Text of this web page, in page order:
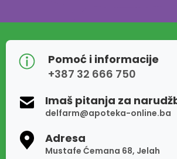
Pomoć i informacije
+387 32 666 750
Imaš pitanja za
delfarm@apoteka-online.ba
Adresa
Mustafe Ćemana 68, Jelah